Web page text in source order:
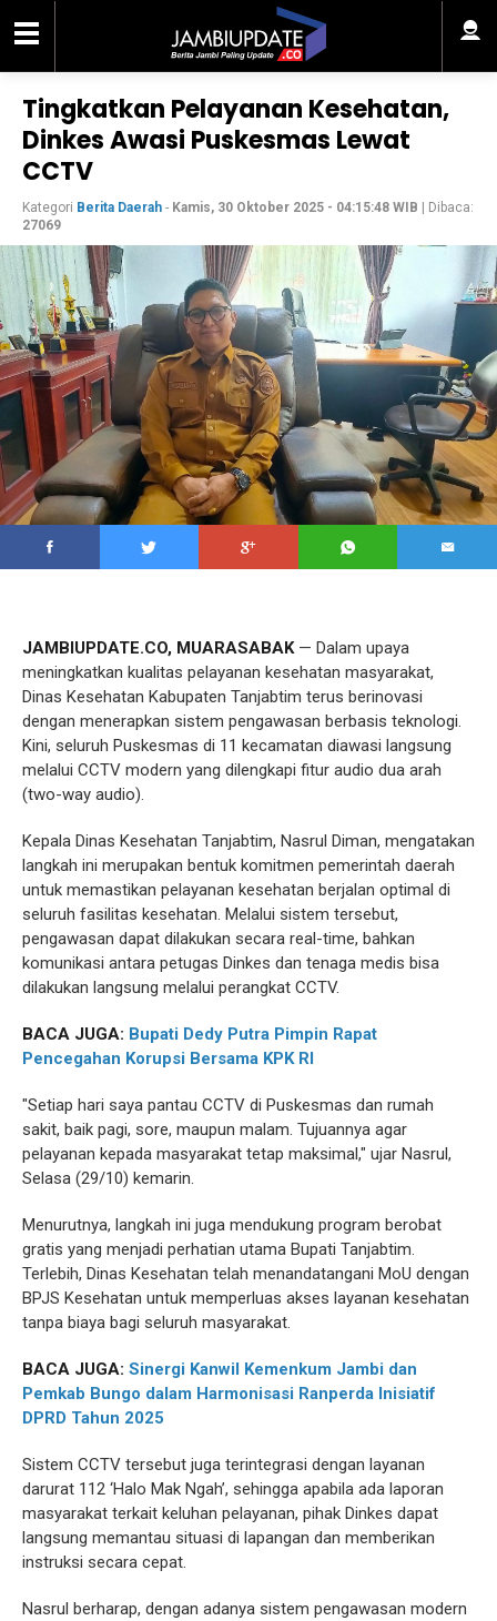
Tingkatkan Pelayanan Kesehatan,
Dinkes Awasi Puskesmas Lewat
CCTV
Kategori Berita Daerah - Kamis, 30 Oktober 2025 - 04:15:48 WIB | Dibaca:
27069
JAMBIUPDATE.CO, MUARASABAK— Dalam upaya
meningkatkan kualitas pelayanan kesehatan masyarakat,
Dinas Kesehatan Kabupaten Tanjabtim terus berinovasi
dengan menerapkan sistem pengawasan berbasis teknologi.
Kini, seluruh Puskesmas di 11 kecamatan diawasi langsung
melalui CCTV modern yang dilengkapi fitur audio dua arah
(two-way audio).
Kepala Dinas Kesehatan Tanjabtim, Nasrul Diman, mengatakan
langkah ini merupakan bentuk komitmen pemerintah daerah
untuk memastikan pelayanan kesehatan berjalan optimal di
seluruh fasilitas kesehatan. Melalui sistem tersebut,
pengawasan dapat dilakukan secara real-time, bahkan
komunikasi antara petugas Dinkes dan tenaga medis bisa
dilakukan langsung melalui perangkat CCTV.
BACA JUGA: Bupati Dedy Putra Pimpin Rapat
Pencegahan Korupsi Bersama KPK RI
"Setiap hari saya pantau CCTV di Puskesmas dan rumah
sakit, baik pagi, sore, maupun malam. Tujuannya agar
pelayanan kepada masyarakat tetap maksimal," ujar Nasrul,
Selasa (29/10) kemarin.
Menurutnya, langkah ini juga mendukung program berobat
gratis yang menjadi perhatian utama Bupati Tanjabtim.
Terlebih, Dinas Kesehatan telah menandatangani MoU dengan
BPJS Kesehatan untuk memperluas akses layanan kesehatan
tanpa biaya bagi seluruh masyarakat.
BACA JUGA: Sinergi Kanwil Kemenkum Jambi dan
Pemkab Bungo dalam Harmonisasi Ranperda Inisiatif
DPRD Tahun 2025
Sistem CCTV tersebut juga terintegrasi dengan layanan
darurat 112 ‘Halo Mak Ngah’, sehingga apabila ada laporan
masyarakat terkait keluhan pelayanan, pihak Dinkes dapat
langsung memantau situasi di lapangan dan memberikan
instruksi secara cepat.
Nasrul berharap, dengan adanya sistem pengawasan modern